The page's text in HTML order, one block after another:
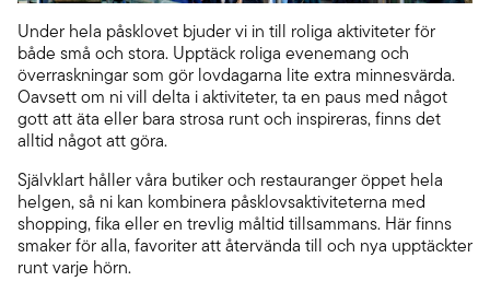
Under hela påsklovet bjuder vi in till roliga aktiviteter för
både små och stora. Upptäck roliga evenemang och
överraskningar som gör lovdagarna lite extra minnesvärda.
Oavsett om ni vill delta i aktiviteter, ta en paus med något
gott att äta eller bara strosa runt och inspireras, finns det
alltid något att göra.
Självklart håller våra butiker och restauranger öppet hela
helgen, så ni kan kombinera påsklovsaktiviteterna med
shopping, fika eller en trevlig måltid tillsammans. Här finns
smaker för alla, favoriter att återvända till och nya upptäckter
runt varje hörn.